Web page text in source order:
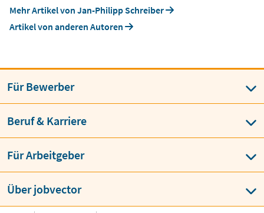
Mehr Artikel von Jan-Philipp Schreiber
Artikel von anderen Autoren
Für Bewerber
Beruf & Karriere
Für Arbeitgeber
Über jobvector